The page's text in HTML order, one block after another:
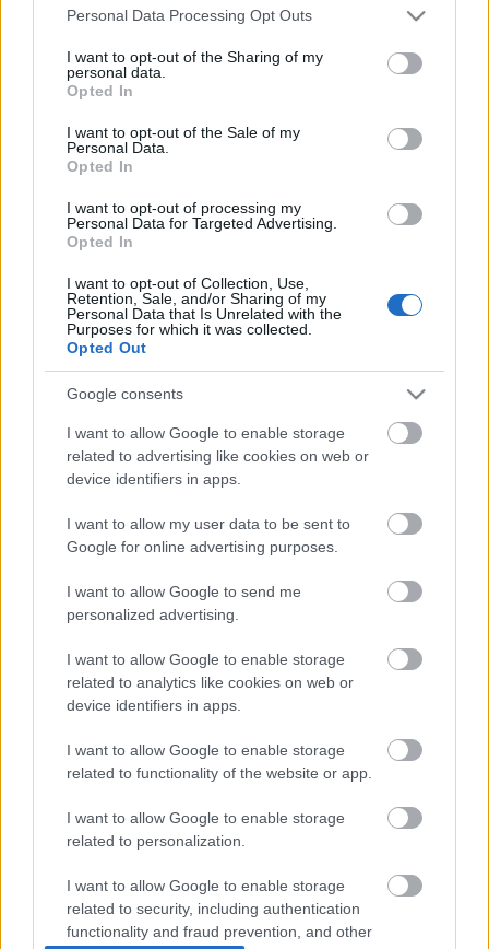
Please note that this website/app uses one or more Google
not limited to your visit or usage behaviour. You may click to
grant or deny consent to Google and its third-party tags to
use your data for below specified purposes in below Google
consent section.
Personal Data Processing Opt Outs
I want to opt-out of the Sharing of my
personal data.
Opted In
I want to opt-out of the Sale of my
Personal Data.
Opted In
I want to opt-out of processing my
Personal Data for Targeted Advertising.
Opted In
I want to opt-out of Collection, Use,
Retention, Sale, and/or Sharing of my
Personal Data that Is Unrelated with the
Purposes for which it was collected.
Opted Out
Google consents
I want to allow Google to enable storage
related to advertising like cookies on web or
device identifiers in apps.
I want to allow my user data to be sent to
Google for online advertising purposes.
I want to allow Google to send me
personalized advertising.
I want to allow Google to enable storage
related to analytics like cookies on web or
device identifiers in apps.
I want to allow Google to enable storage
related to functionality of the website or app.
I want to allow Google to enable storage
related to personalization.
I want to allow Google to enable storage
related to security, including authentication
functionality and fraud prevention, and other
A második Orbán-kormány utolsó fél évében a
minisztériumok és háttérintézményeik legkevesebb
7.111.094.741 forintot költöttek utazásra, ...
Kello, KLIK, OFI – egy sikertörténet
állomásai
•
Kormányzati körökből eddig nem érkezett
értékelhető magyarázat a tankönyvpiac totális
államosításának szükségességéről. Azt az általános
Heti Mutyimondó: hova küldjük az
óvodáskommandót?
mutyimondo•2014. április 22.
Lassan már csak az óvodások becsületességében
lehet bízni Magyarországon: jól felszerelt
óvodáskommandókat kellene küldeni a Magyar
Nemzeti ...